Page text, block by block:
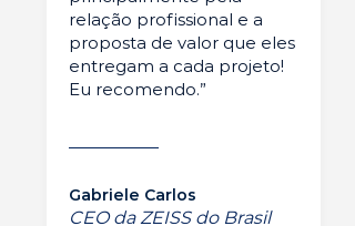
relação profissional e a
proposta de valor que eles
entregam a cada projeto!
Eu recomendo.”
Gabriele Carlos
CEO da ZEISS do Brasil